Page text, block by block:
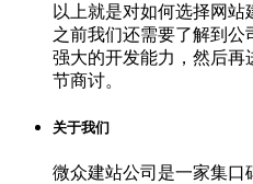
以上就是对如何选择网
之前我们还需要了解到
强大的开发能力，然后再
节商讨。
关于我们
微众建站公司是一家集口